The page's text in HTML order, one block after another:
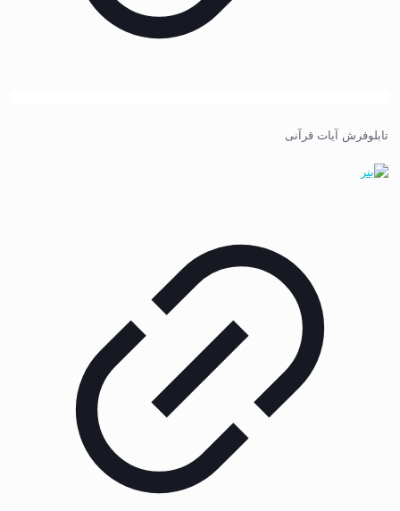
تابلوفرش آیات قرآنی